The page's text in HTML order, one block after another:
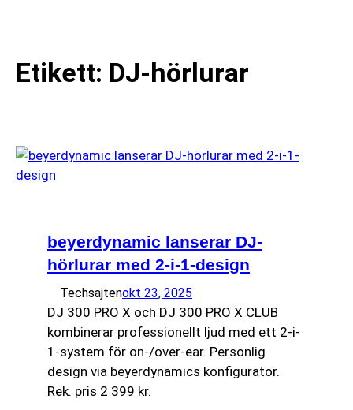
Etikett: DJ-hörlurar
beyerdynamic lanserar DJ-
hörlurar med 2-i-1-design
Techsajtenokt 23, 2025
DJ 300 PRO X och DJ 300 PRO X CLUB
kombinerar professionellt ljud med ett 2-i-
1-system för on-/over-ear. Personlig
design via beyerdynamics konfigurator.
Rek. pris 2 399 kr.